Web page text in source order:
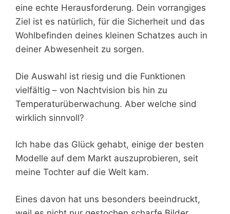
eine echte Herausforderung. Dein vorrangiges
Ziel ist es natürlich, für die Sicherheit und das
Wohlbefinden deines kleinen Schatzes auch in
deiner Abwesenheit zu sorgen.
Die Auswahl ist riesig und die Funktionen
vielfältig – von Nachtvision bis hin zu
Temperaturüberwachung. Aber welche sind
wirklich sinnvoll?
Ich habe das Glück gehabt, einige der besten
Modelle auf dem Markt auszuprobieren, seit
meine Tochter auf die Welt kam.
Eines davon hat uns besonders beeindruckt,